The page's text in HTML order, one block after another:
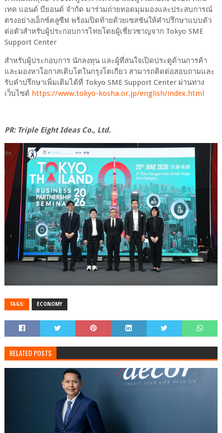
เทค แอนด์ บียอนด์ จำกัด มาร่วมถ่ายทอดมุมมองและประสบการณ์
ตรงอย่างเอ็กซ์คลูซีฟ พร้อมปิดท้ายด้วยเซสชันให้คำปรึกษาแบบตัว
ต่อตัวสำหรับผู้ประกอบการไทยโดยผู้เชี่ยวชาญจาก Tokyo SME
Support Center
สำหรับผู้ประกอบการ นักลงทุน และผู้ที่สนใจเปิดประตูด้านการค้า
และมองหาโอกาสเติบโตในกรุงโตเกียว สามารถติดต่อสอบถามและ
รับคำปรึกษาเพิ่มเติมได้ที่ Tokyo SME Support Center ผ่านทาง
เว็บไซต์ https://www.tokyo-kosha.or.jp/english/index.html
PR: Triple Eight Ideas Co., Ltd.
TAGS: ECONOMY
RELATED POSTS